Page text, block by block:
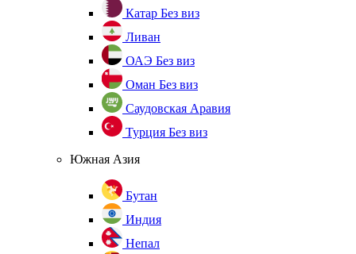
Катар Без виз
Ливан
ОАЭ Без виз
Оман Без виз
Саудовская Аравия
Турция Без виз
Южная Азия
Бутан
Индия
Непал